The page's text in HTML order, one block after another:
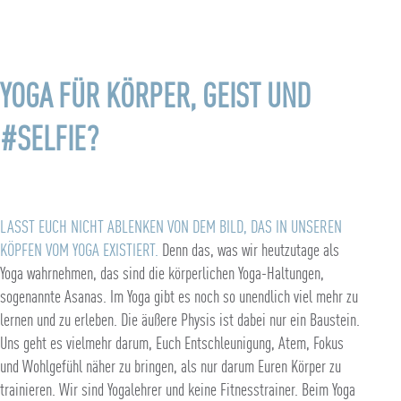
YOGA FÜR KÖRPER, GEIST UND
#SELFIE?
LASST EUCH NICHT ABLENKEN VON DEM BILD, DAS IN UNSEREN
KÖPFEN VOM YOGA EXISTIERT. Denn das, was wir heutzutage als
Yoga wahrnehmen, das sind die körperlichen Yoga-Haltungen,
sogenannte Asanas. Im Yoga gibt es noch so unendlich viel mehr zu
lernen und zu erleben. Die äußere Physis ist dabei nur ein Baustein.
Uns geht es vielmehr darum, Euch Entschleunigung, Atem, Fokus
und Wohlgefühl näher zu bringen, als nur darum Euren Körper zu
trainieren. Wir sind Yogalehrer und keine Fitnesstrainer. Beim Yoga